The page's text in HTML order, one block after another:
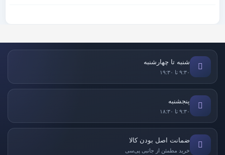
شنبه تا چهارشنبه
۹:۳۰ تا ۱۹:۳۰
پنجشنبه
۹:۳۰ تا ۱۸:۳۰
ضمانت اصل بودن کالا
خرید مطمئن از جانبی پی‌سی